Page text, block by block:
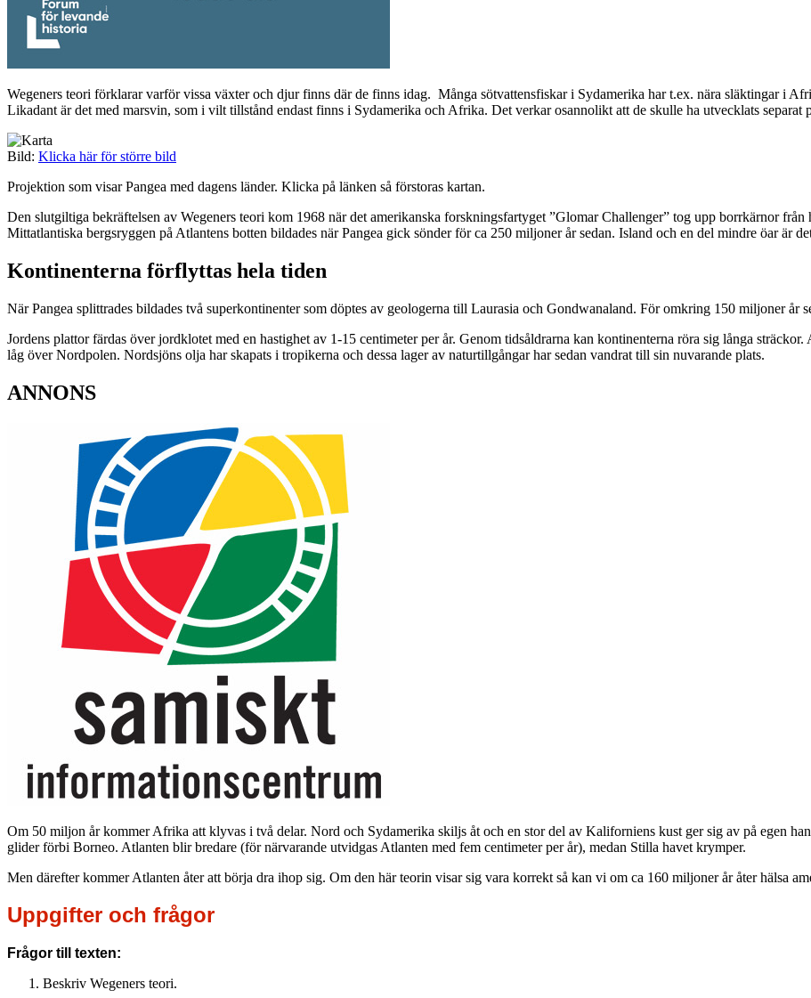
Wegeners teori förklarar varför vissa växter och djur finns där de finns idag. Många sötvattensfiskar i Sydamerika har t.ex. nära släktingar i
Likadant är det med marsvin, som i vilt tillstånd endast finns i Sydamerika och Afrika. Det verkar osannolikt att de skulle ha utvecklats separat
Bild: Klicka här för större bild
Projektion som visar Pangea med dagens länder. Klicka på länken så förstoras kartan.
Den slutgiltiga bekräftelsen av Wegeners teori kom 1968 när det amerikanska forskningsfartyget ”Glomar Challenger” tog upp borrkärnor
Mittatlantiska bergsryggen på Atlantens botten bildades när Pangea gick sönder för ca 250 miljoner år sedan. Island och en del mindre öar är
Kontinenterna förflyttas hela tiden
När Pangea splittrades bildades två superkontinenter som döptes av geologerna till Laurasia och Gondwanaland. För omkring 150 miljoner år
Jordens plattor färdas över jordklotet med en hastighet av 1-15 centimeter per år. Genom tidsåldrarna kan kontinenterna röra sig långa
låg över Nordpolen. Nordsjöns olja har skapats i tropikerna och dessa lager av naturtillgångar har sedan vandrat till sin nuvarande plats.
ANNONS
Om 50 miljon år kommer Afrika att klyvas i två delar. Nord och Sydamerika skiljs åt och en stor del av Kaliforniens kust ger sig av på egen
glider förbi Borneo. Atlanten blir bredare (för närvarande utvidgas Atlanten med fem centimeter per år), medan Stilla havet krymper.
Men därefter kommer Atlanten åter att börja dra ihop sig. Om den här teorin visar sig vara korrekt så kan vi om ca 160 miljoner år åter hälsa
Uppgifter och frågor
Frågor till texten:
Beskriv Wegeners teori.